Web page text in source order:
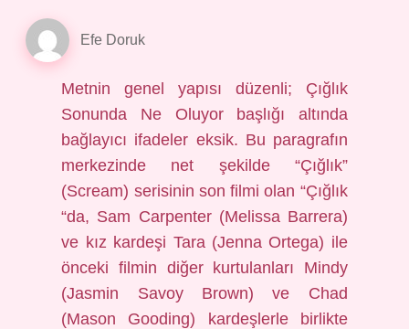
Efe Doruk
Metnin genel yapısı düzenli; Çığlık
Sonunda Ne Oluyor başlığı altında
bağlayıcı ifadeler eksik. Bu paragrafın
merkezinde net şekilde “Çığlık”
(Scream) serisinin son filmi olan “Çığlık
“da, Sam Carpenter (Melissa Barrera)
ve kız kardeşi Tara (Jenna Ortega) ile
önceki filmin diğer kurtulanları Mindy
(Jasmin Savoy Brown) ve Chad
(Mason Gooding) kardeşlerle birlikte